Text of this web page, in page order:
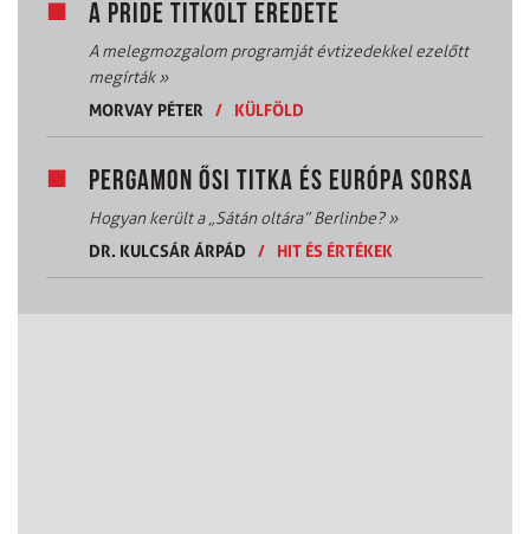
A PRIDE TITKOLT EREDETE
A melegmozgalom programját évtizedekkel ezelőtt
megírták»
MORVAY PÉTER
/ KÜLFÖLD
PERGAMON ŐSI TITKA ÉS EURÓPA SORSA
Hogyan került a „Sátán oltára” Berlinbe?»
DR. KULCSÁR ÁRPÁD
/ HIT ÉS ÉRTÉKEK